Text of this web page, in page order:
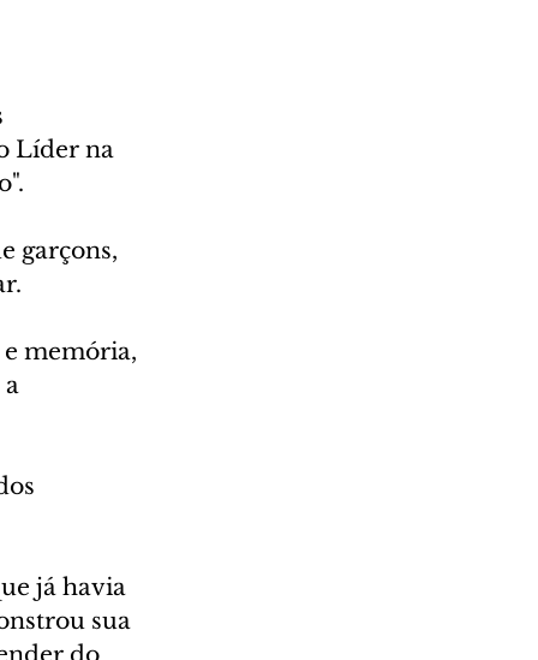
Líder na
garçons,
memória,
a
já havia
sua